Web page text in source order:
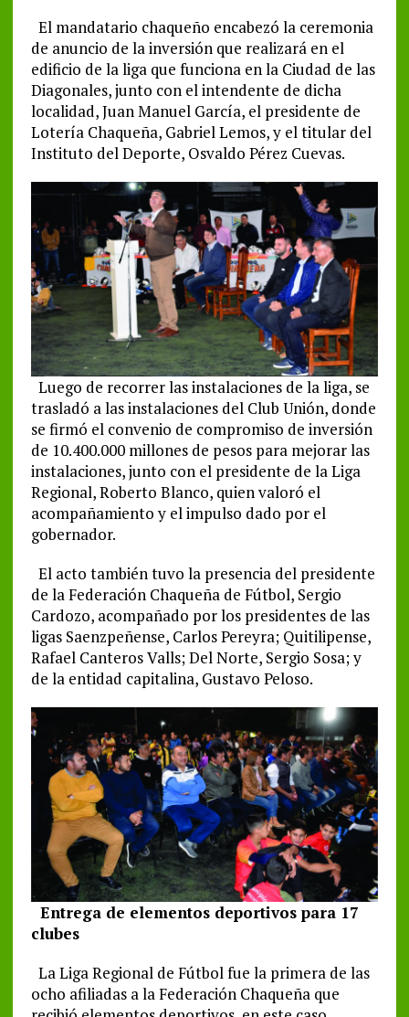
El mandatario chaqueño encabezó la ceremonia
de anuncio de la inversión que realizará en el
edificio de la liga que funciona en la Ciudad de las
Diagonales, junto con el intendente de dicha
localidad, Juan Manuel García, el presidente de
Lotería Chaqueña, Gabriel Lemos, y el titular del
Instituto del Deporte, Osvaldo Pérez Cuevas.
Luego de recorrer las instalaciones de la liga, se
trasladó a las instalaciones del Club Unión, donde
se firmó el convenio de compromiso de inversión
de 10.400.000 millones de pesos para mejorar las
instalaciones, junto con el presidente de la Liga
Regional, Roberto Blanco, quien valoró el
acompañamiento y el impulso dado por el
gobernador.
El acto también tuvo la presencia del presidente
de la Federación Chaqueña de Fútbol, Sergio
Cardozo, acompañado por los presidentes de las
ligas Saenzpeñense, Carlos Pereyra; Quitilipense,
Rafael Canteros Valls; Del Norte, Sergio Sosa; y
de la entidad capitalina, Gustavo Peloso.
Entrega de elementos deportivos para 17
clubes
La Liga Regional de Fútbol fue la primera de las
ocho afiliadas a la Federación Chaqueña que